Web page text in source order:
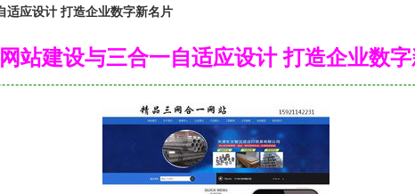
适应设计 打造企业数字新名片
站建设与三合一自适应设计 打造企业数